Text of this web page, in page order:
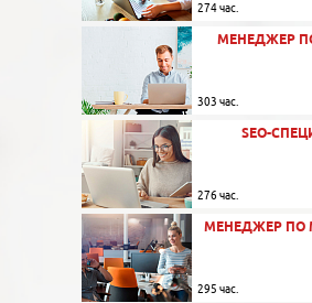
274 час.
МЕНЕДЖЕР
303 час.
SEO-
276 час.
МЕНЕДЖЕР ПО
295 час.